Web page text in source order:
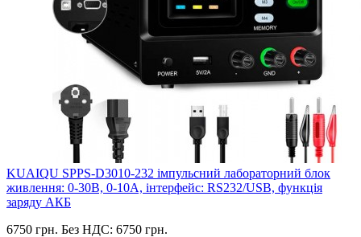
KUAIQU SPPS-D3010-232 імпульсний лабораторний блок
живлення: 0-30В, 0-10A, інтерфейс: RS232/USB, функція
заряду АКБ
6750 грн. Без НДС: 6750 грн.